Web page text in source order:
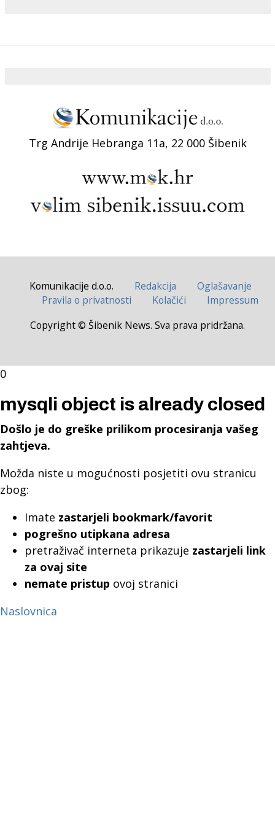
Trg Andrije Hebranga 11a, 22 000 Šibenik
Komunikacije d.o.o. Redakcija
Oglašavanje
Pravila o privatnosti
Kolačići
Impressum
Copyright © Šibenik News. Sva prava pridržana.
0
mysqli object is already closed
Došlo je do greške prilikom procesiranja vašeg
zahtjeva.
Možda niste u mogućnosti posjetiti ovu stranicu
zbog:
Imate zastarjeli bookmark/favorit
pogrešno utipkana adresa
pretraživač interneta prikazuje zastarjeli link
za ovaj site
nemate pristup ovoj stranici
Naslovnica